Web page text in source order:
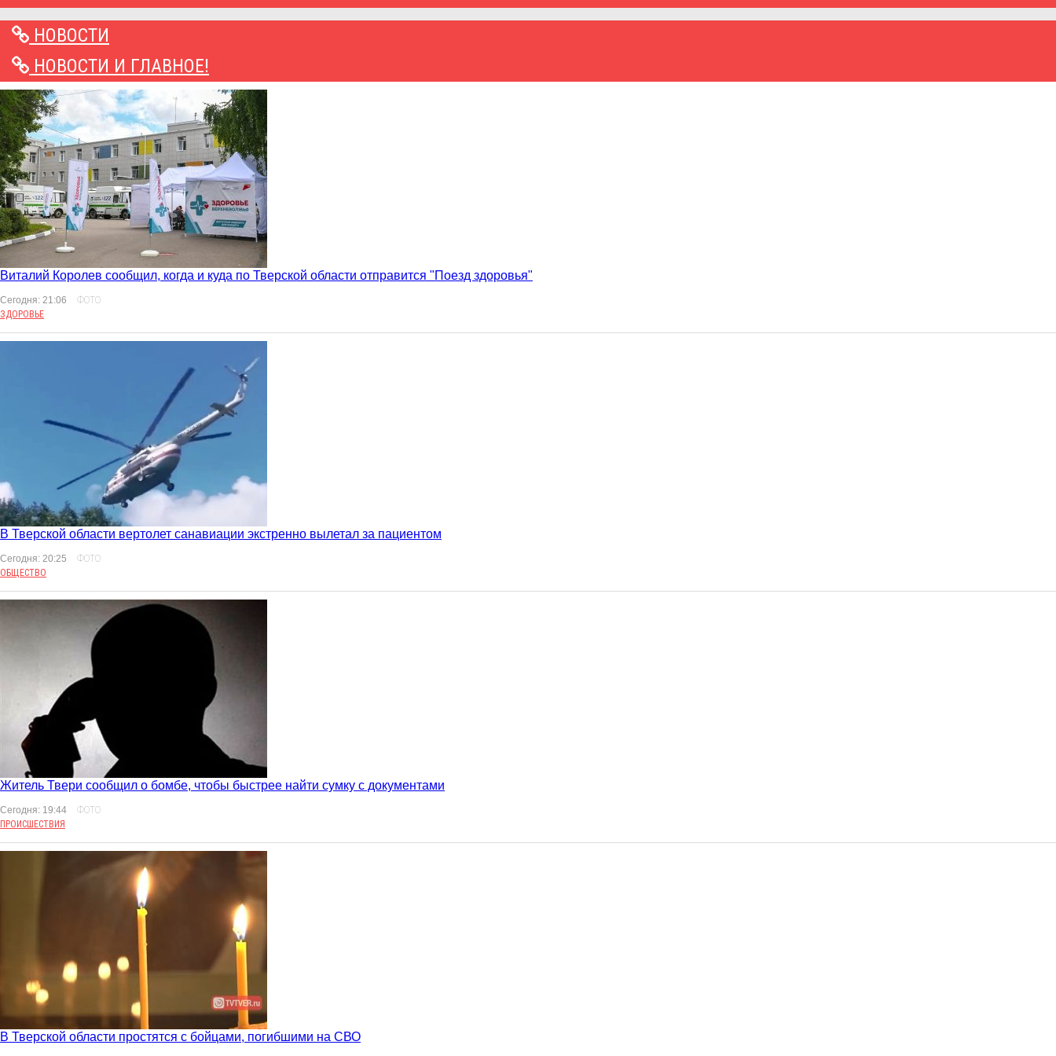
НОВОСТИ
НОВОСТИ И ГЛАВНОЕ!
Виталий Королев сообщил, когда и куда по Тверской области отправится "Поезд здоровья"
Сегодня: 21:06
ФОТО
ЗДОРОВЬЕ
В Тверской области вертолет санавиации экстренно вылетал за пациентом
Сегодня: 20:25
ФОТО
ОБЩЕСТВО
Житель Твери сообщил о бомбе, чтобы быстрее найти сумку с документами
Сегодня: 19:44
ФОТО
ПРОИСШЕСТВИЯ
В Тверской области простятся с бойцами, погибшими на СВО